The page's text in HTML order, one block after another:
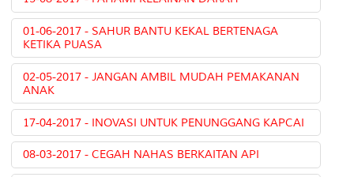
01-06-2017 - SAHUR BANTU KEKAL BERTENAGA
KETIKA PUASA
02-05-2017 - JANGAN AMBIL MUDAH PEMAKANAN
ANAK
17-04-2017 - INOVASI UNTUK PENUNGGANG KAPCAI
08-03-2017 - CEGAH NAHAS BERKAITAN API